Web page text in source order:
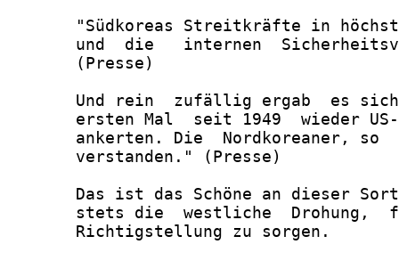
"Südkoreas Streitkräfte in
und  die   internen
       (Presse)
Und rein  zufällig ergab  es
ersten Mal  seit 1949  wieder
ankerten. Die  Nordkoreaner, so
       verstanden." (Presse)
Das ist das Schöne an dieser
stets die  westliche  Drohung,
       Richtigstellung zu sorgen.